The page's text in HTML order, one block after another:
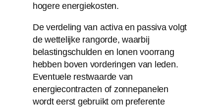
hogere energiekosten.
De verdeling van activa en passiva volgt
de wettelijke rangorde, waarbij
belastingschulden en lonen voorrang
hebben boven vorderingen van leden.
Eventuele restwaarde van
energiecontracten of zonnepanelen
wordt eerst gebruikt om preferente